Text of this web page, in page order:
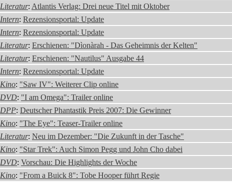
Literatur: Atlantis Verlag: Drei neue Titel mit Oktober
Intern: Rezensionsportal: Update
Intern: Rezensionsportal: Update
Literatur: Erschienen: "Dìonàrah - Das Geheimnis der Kelten"
Literatur: Erschienen: "Nautilus" Ausgabe 44
Intern: Rezensionsportal: Update
Kino: "Saw IV": Weiterer Clip online
DVD: "I am Omega": Trailer online
DPP: Deutscher Phantastik Preis 2007: Die Gewinner
Kino: "The Eye": Teaser-Trailer online
Literatur: Neu im Dezember: "Die Zukunft in der Tasche"
Kino: "Star Trek": Auch Simon Pegg und John Cho dabei
DVD: Vorschau: Die Highlights der Woche
Kino: "From a Buick 8": Tobe Hooper führt Regie